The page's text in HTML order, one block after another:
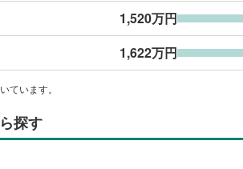
1,520万円
1,622万円
ています。
探す
佐賀
0 件
0 件
0 件
0 件
0 件
サービスルーム（納戸）（0
0 件